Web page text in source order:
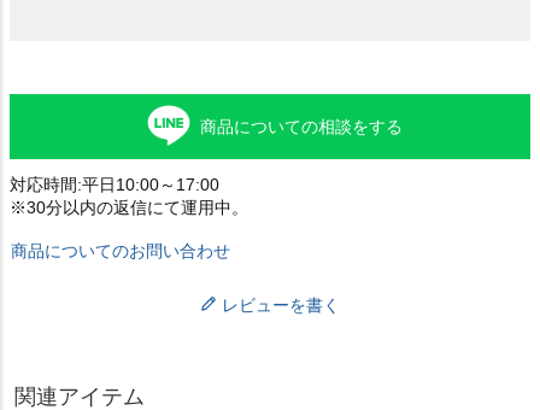
商品についての相談をする
対応時間:平日10:00～17:00
※30分以内の返信にて運用中。
商品についてのお問い合わせ
レビューを書く
関連アイテム